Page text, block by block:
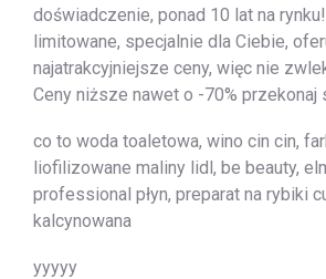
doświadczenie, ponad 10 lat na
limitowane, specjalnie dla Ciebie,
najatrakcyjniejsze ceny, więc nie
Ceny niższe nawet o -70% przekonaj
co to woda toaletowa, wino cin cin,
liofilizowane maliny lidl, be beauty,
professional płyn, preparat na rybiki
kalcynowana
yyyyy